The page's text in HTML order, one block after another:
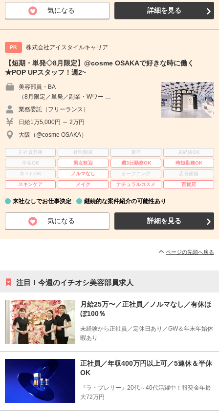
気になる 詳細を見る
PR 株式会社アイスタイルキャリア
【短期・単発◇8月限定】@cosme OSAKAで好きな時に働く
★POP UPスタッフ！週2~
美容部員・BA
（8月限定／単発／副業・Wワー …
業務委託（フリーランス）
日給1万5,000円 ～ 2万円
大阪（@cosme OSAKA）
正社員登用 社割制度 賞与
未経験OK
学生OK
男女歓迎 週3日勤務OK
時短勤務OK
ネイルOK
ノルマなし オープニング
店長候補
スキンケア
メイク ナチュラルコスメ 百貨店
来社なしでお仕事決定 継続的な案件紹介の可能性あり
気になる 詳細を見る
ページの先頭へ戻る
注目！今週のイチオシ美容部員求人
月給25万〜／正社員／ノルマなし／有休ほ
ぼ100％
未経験から正社員／定休日あり／GW＆年末年始休
暇あり
正社員／年収400万円以上可／5連休＆半休
OK
『ラ・プレリー』20代～40代活躍中！報奨金年最
大72万円